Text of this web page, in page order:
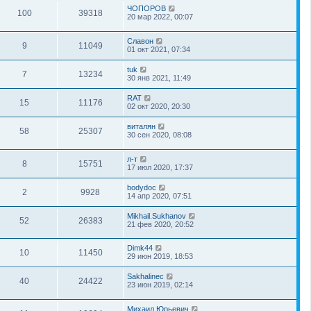
100 39318
ЧОПОРОВ
20 мар 2022, 00:07
9 11049
Славон
01 окт 2021, 07:34
7 13234
tuk
30 янв 2021, 11:49
15 11176
RAT
02 окт 2020, 20:30
58 25307
виталян
30 сен 2020, 08:08
8 15751
л-т
17 июл 2020, 17:37
2 9928
bodydoc
14 апр 2020, 07:51
52 26383
Mikhail.Sukhanov
21 фев 2020, 20:52
10 11450
Dimk44
29 июн 2019, 18:53
40 24422
Sakhalinec
23 июн 2019, 02:14
Михаил Юрьевич